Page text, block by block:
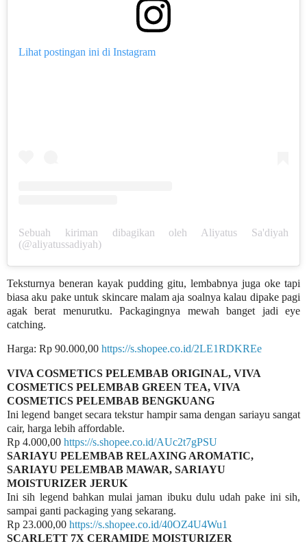
Lihat postingan ini di Instagram
Sebuah kiriman dibagikan oleh Aliyatus Sa'diyah
(@aliyatussadiyah)
Teksturnya beneran kayak pudding gitu, lembabnya juga oke tapi
biasa aku pake untuk skincare malam aja soalnya kalau dipake pagi
agak berat menurutku. Packagingnya mewah banget jadi eye
catching.
Harga: Rp 90.000,00 https://s.shopee.co.id/2LE1RDKREe
VIVA COSMETICS PELEMBAB ORIGINAL, VIVA
COSMETICS PELEMBAB GREEN TEA, VIVA
COSMETICS PELEMBAB BENGKUANG
Ini legend banget secara tekstur hampir sama dengan sariayu sangat
cair, harga lebih affordable.
Rp 4.000,00 https://s.shopee.co.id/AUc2t7gPSU
SARIAYU PELEMBAB RELAXING AROMATIC,
SARIAYU PELEMBAB MAWAR, SARIAYU
MOISTURIZER JERUK
Ini sih legend bahkan mulai jaman ibuku dulu udah pake ini sih,
sampai ganti packaging yang sekarang.
Rp 23.000,00 https://s.shopee.co.id/40OZ4U4Wu1
SCARLETT 7X CERAMIDE MOISTURIZER